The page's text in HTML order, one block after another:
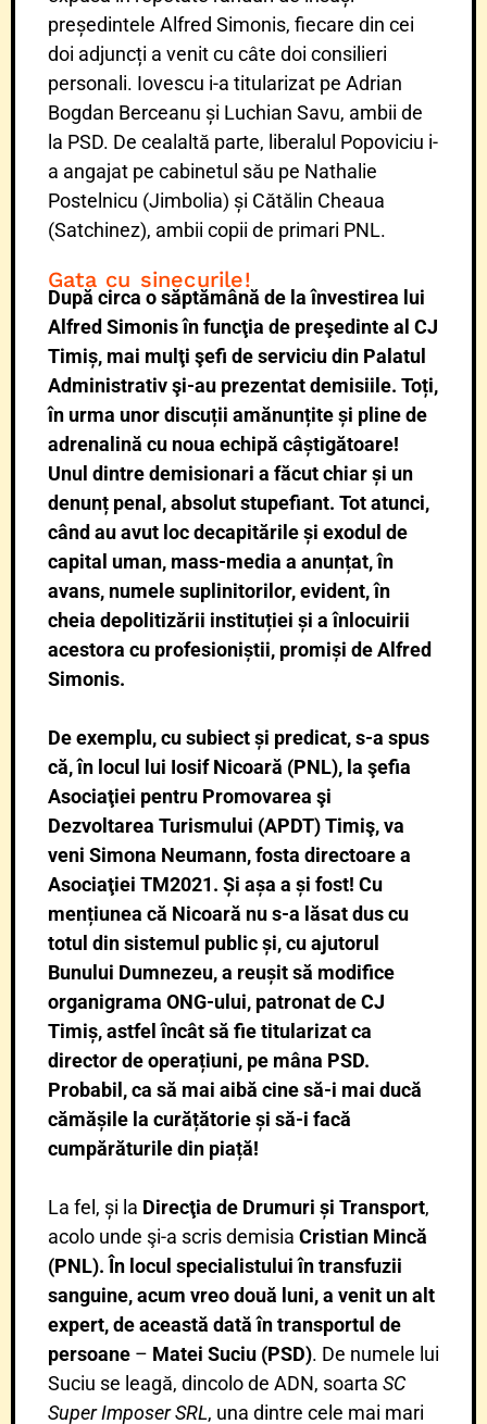
președintele Alfred Simonis, fiecare din cei
doi adjuncți a venit cu câte doi consilieri
personali. Iovescu i-a titularizat pe Adrian
Bogdan Berceanu și Luchian Savu, ambii de
la PSD. De cealaltă parte, liberalul Popoviciu i-
a angajat pe cabinetul său pe Nathalie
Postelnicu (Jimbolia) și Cătălin Cheaua
(Satchinez), ambii copii de primari PNL.
Gata cu sinecurile!
După circa o săptămână de la învestirea lui
Alfred Simonis în funcţia de preşedinte al CJ
Timiș, mai mulţi şefi de serviciu din Palatul
Administrativ şi-au prezentat demisiile. Toți,
în urma unor discuții amănunțite și pline de
adrenalină cu noua echipă câștigătoare!
Unul dintre demisionari a făcut chiar și un
denunț penal, absolut stupefiant. Tot atunci,
când au avut loc decapitările și exodul de
capital uman, mass-media a anunțat, în
avans, numele suplinitorilor, evident, în
cheia depolitizării instituției și a înlocuirii
acestora cu profesioniștii, promiși de Alfred
Simonis.
De exemplu, cu subiect și predicat, s-a spus
că, în locul lui Iosif Nicoară (PNL), la şefia
Asociaţiei pentru Promovarea şi
Dezvoltarea Turismului (APDT) Timiş, va
veni Simona Neumann, fosta directoare a
Asociaţiei TM2021. Și așa a și fost! Cu
mențiunea că Nicoară nu s-a lăsat dus cu
totul din sistemul public și, cu ajutorul
Bunului Dumnezeu, a reușit să modifice
organigrama ONG-ului, patronat de CJ
Timiș, astfel încât să fie titularizat ca
director de operațiuni, pe mâna PSD.
Probabil, ca să mai aibă cine să-i mai ducă
cămășile la curățătorie și să-i facă
cumpărăturile din piață!
La fel, și la Direcţia de Drumuri și Transport,
acolo unde şi-a scris demisia Cristian Mincă
(PNL). În locul specialistului în transfuzii
sanguine, acum vreo două luni, a venit un alt
expert, de această dată în transportul de
persoane – Matei Suciu (PSD). De numele lui
Suciu se leagă, dincolo de ADN, soarta SC
Super Imposer SRL, una dintre cele mai mari